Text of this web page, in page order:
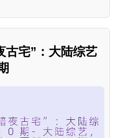
古宅”：大陆综艺